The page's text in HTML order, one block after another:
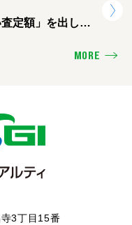
定額」を出した
MORE
3丁目15番